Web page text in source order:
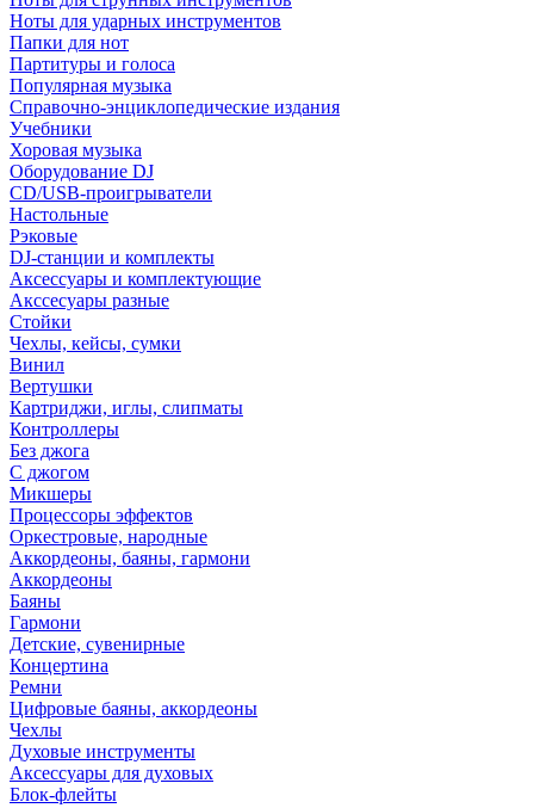
Ноты для ударных инструментов
Папки для нот
Партитуры и голоса
Популярная музыка
Справочно-энциклопедические издания
Учебники
Хоровая музыка
Оборудование DJ
CD/USB-проигрыватели
Настольные
Рэковые
DJ-станции и комплекты
Аксессуары и комплектующие
Акссесуары разные
Стойки
Чехлы, кейсы, сумки
Винил
Вертушки
Картриджи, иглы, слипматы
Контроллеры
Без джога
С джогом
Микшеры
Процессоры эффектов
Оркестровые, народные
Аккордеоны, баяны, гармони
Аккордеоны
Баяны
Гармони
Детские, сувенирные
Концертина
Ремни
Цифровые баяны, аккордеоны
Чехлы
Духовые инструменты
Аксессуары для духовых
Блок-флейты